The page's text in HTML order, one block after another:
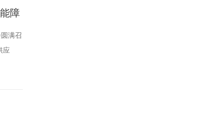
障
满召
应
构；